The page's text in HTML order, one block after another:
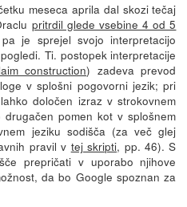
meseca aprila dal skozi tečaj
pritrdil glede vsebine 4 od 5
je sprejel svojo interpretacijo
Ti. postopek interpretacije
construction) zadeva prevod
v splošni pogovorni jezik; pri
določen izraz v strokovnem
drugačen pomen kot v splošnem
jeziku sodišča (za več glej
pravil v tej skripti, pp. 46). S
prepričati v uporabo njihove
da bo Google spoznan za